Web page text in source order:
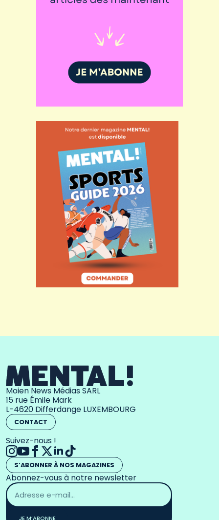
Moien News Médias SARL
15 rue Émile Mark
L-4620 Differdange LUXEMBOURG
CONTACT
Suivez-nous !
S’ABONNER À NOS MAGAZINES
Abonnez-vous à notre newsletter
Adresse
email
*
JE M’ABONNE